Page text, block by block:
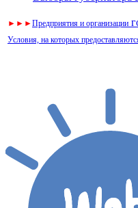
► ► ►Предприятия и организации
Условия, на которых